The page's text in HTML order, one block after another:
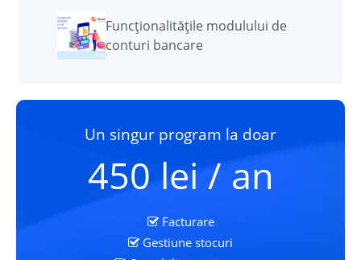
Funcţionalităţile modulului de
conturi bancare
Un singur program la doar
450 lei / an
Facturare
Gestiune stocuri